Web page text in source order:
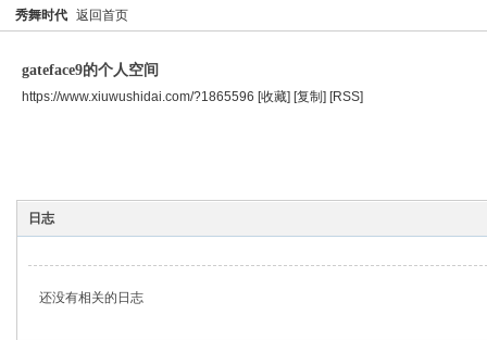
秀舞时代 返回首页
gateface9的个人空间
https://www.xiuwushidai.com/?1865596 [收藏] [复制] [RSS]
日志
还没有相关的日志